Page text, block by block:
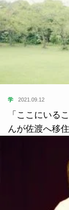
学 2021.09.12
「ここにいる
んが佐渡へ移